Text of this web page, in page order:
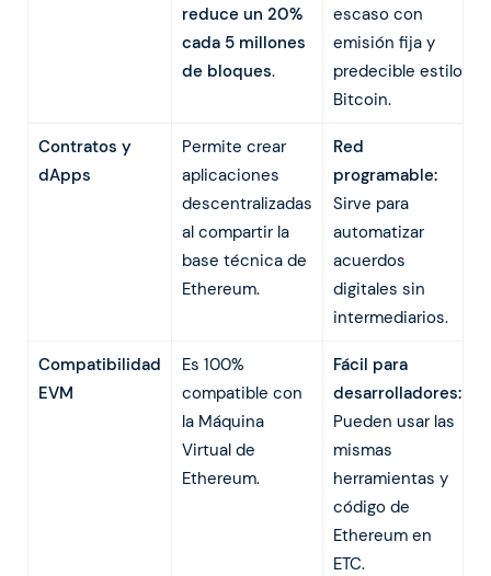
reduce un 20%
cada 5 millones
de bloques.
escaso con
emisión fija y
predecible estilo
Bitcoin.
Contratos y
dApps
Permite crear
aplicaciones
descentralizadas
al compartir la
base técnica de
Ethereum.
Red
programable:
Sirve para
automatizar
acuerdos
digitales sin
intermediarios.
Compatibilidad
EVM
Es 100%
compatible con
la Máquina
Virtual de
Ethereum.
Fácil para
desarrolladores:
Pueden usar las
mismas
herramientas y
código de
Ethereum en
ETC.